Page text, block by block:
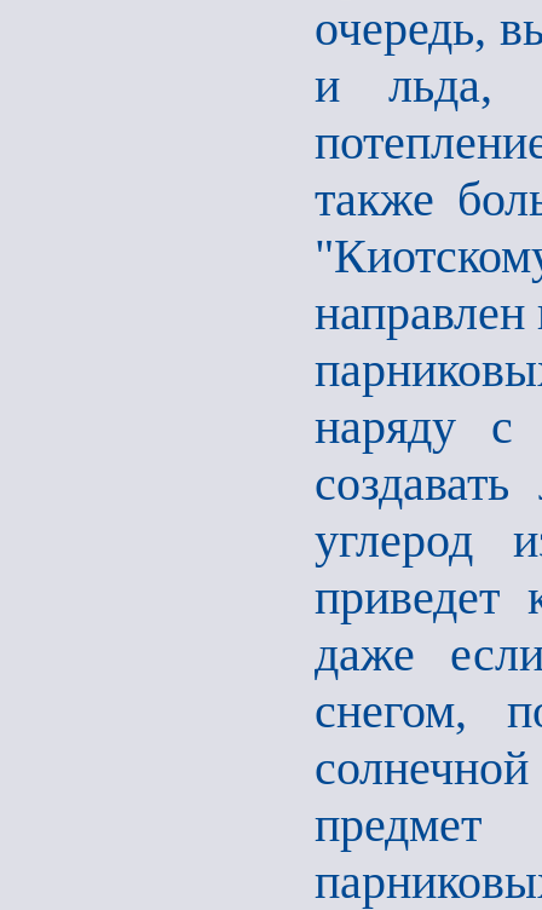
очередь,
и льда,
также
наряду с
углерод
приведет
даже
снегом,